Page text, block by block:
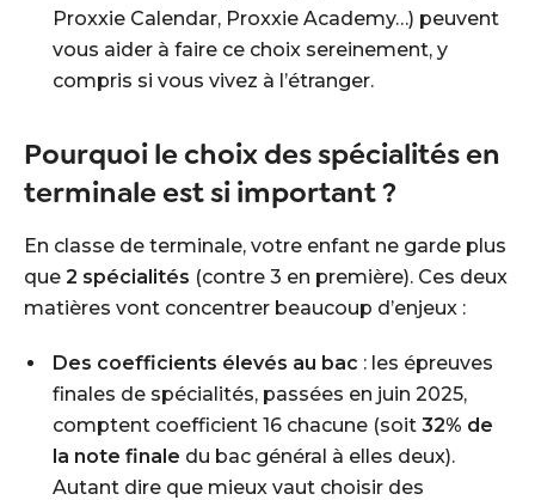
Proxxie Calendar, Proxxie Academy…) peuvent
vous aider à faire ce choix sereinement, y
compris si vous vivez à l’étranger.
Pourquoi le choix des spécialités en
terminale est si important ?
En classe de terminale, votre enfant ne garde plus
que 2 spécialités (contre 3 en première). Ces deux
matières vont concentrer beaucoup d’enjeux :
Des coefficients élevés au bac : les épreuves
finales de spécialités, passées en juin 2025,
comptent coefficient 16 chacune (soit 32% de
la note finale du bac général à elles deux).
Autant dire que mieux vaut choisir des